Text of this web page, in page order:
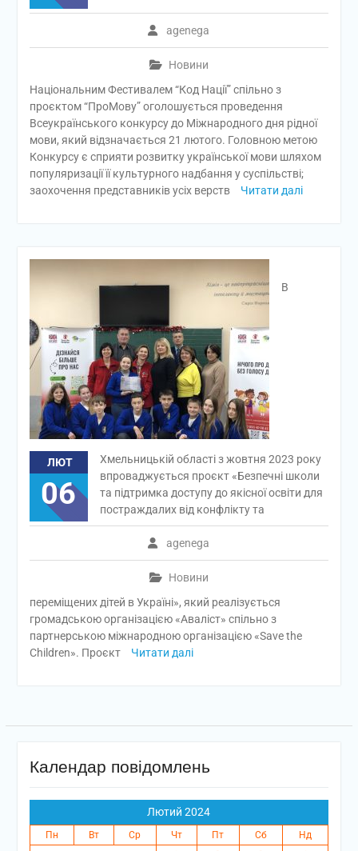
agenega
Новини
Національним Фестивалем “Код Нації” спільно з
проєктом “ПроМову” оголошується проведення
Всеукраїнського конкурсу до Міжнародного дня рідної
мови, який відзначається 21 лютого. Головною метою
Конкурсу є сприяти розвитку української мови шляхом
популяризації її культурного надбання у суспільстві;
заохочення представників усіх верств
Читати далі
ЛЮТ
06
agenega
Новини
В
Хмельницькій області з жовтня 2023 року
впроваджується проєкт «Безпечні школи
та підтримка доступу до якісної освіти для
постраждалих від конфлікту та
переміщених дітей в Україні», який реалізується
громадською організацією «Аваліст» спільно з
партнерською міжнародною організацією «Save the
Children». Проєкт
Читати далі
Календар повідомлень
Лютий 2024
Пн Вт Ср Чт Пт Сб
Нд